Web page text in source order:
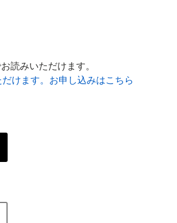
読みいただけます。
けます。お申し込みはこちら